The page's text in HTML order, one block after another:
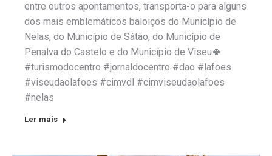
entre outros apontamentos, transporta-o para alguns
dos mais emblemáticos baloiços do Município de
Nelas, do Município de Sátão, do Município de
Penalva do Castelo e do Município de Viseu🍀
#turismodocentro #jornaldocentro #dao #lafoes
#viseudaolafoes #cimvdl #cimviseudaolafoes
#nelas
Ler mais